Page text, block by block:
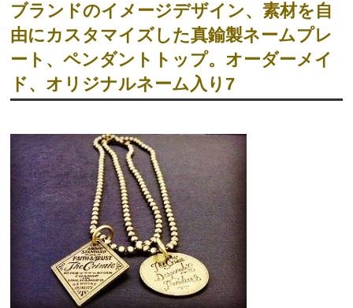
ブランドのイメージデザイン、素材を自
由にカスタマイズした真鍮製ネームプレ
ート、ペンダントトップ。オーダーメイ
ド、オリジナルネーム入り7